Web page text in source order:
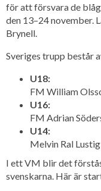
för att försvara de
den 13–24 november.
Brynell.
Sveriges trupp består
U18:
FM William
U16:
FM Adrian
U14:
Melvin Ral
I ett VM blir det
svenskarna. Här är